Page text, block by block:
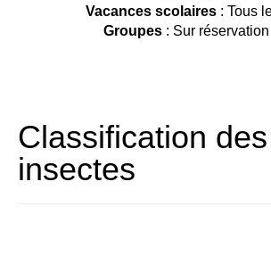
Vacances scolaires: Tous
Groupes : Sur
Classification des
insectes